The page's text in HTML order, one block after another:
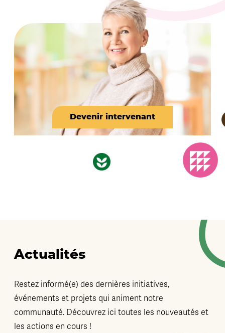
Devenir intervenant
Actualités
Restez informé(e) des dernières initiatives,
événements et projets qui animent notre
communauté. Découvrez ici toutes les nouveautés et
les actions en cours !